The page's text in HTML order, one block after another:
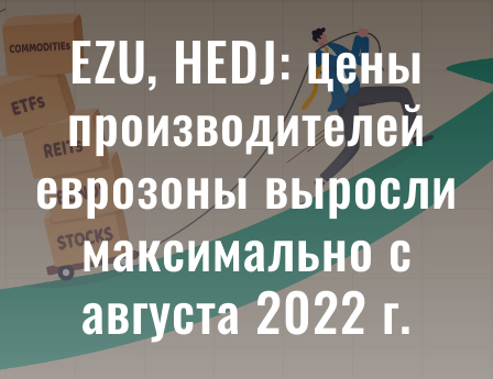
ЧТО ТАКОЕ ETF
ИНВЕСТИЦИИ В ETF
ТЕМАТИЧЕСКИЕ ETF
АКТУАЛЬНЫЕ
О ПРОЕКТЕ
EZU, HEDJ: цены
производителей
еврозоны выросли
максимально с
августа 2022 г.